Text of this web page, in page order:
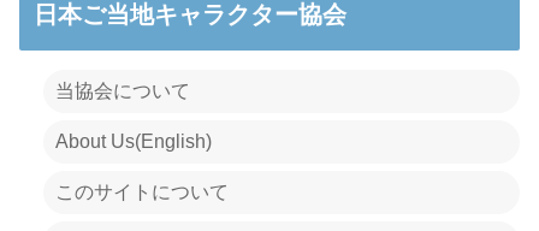
日本ご当地キャラクター協会
当協会について
About Us(English)
このサイトについて